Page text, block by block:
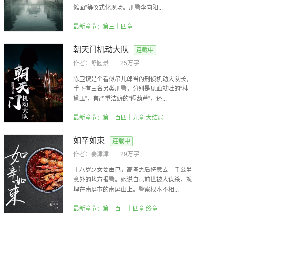
傩面”等仪式化现场。刑警李向阳...
最新章节：第三十四章
朝天门机动大队
连载中
作者： 舒圆景 25万字
陈卫镔是个看似吊儿郎当的刑侦机动大队长，
手下有三名另类刑警，分别是见血就吐的“林
黛玉”，有严重洁癖的“闷葫芦”，还...
最新章节：第一百四十九章 大结局
如辛如束
连载中
作者： 姜津津 29万字
十八岁少女姜由己，高考之后特意去一千公里
意外的地方报警。她说自己前世被人谋杀，就
埋在南屏市的南屏山上。警察根本不相...
最新章节：第一百一十四章 终章